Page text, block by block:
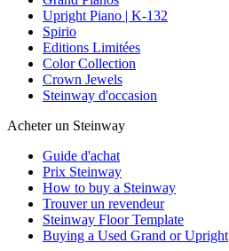
Upright Piano | K-132
Spirio
Editions Limitées
Color Collection
Crown Jewels
Steinway d'occasion
Acheter un Steinway
Guide d'achat
Prix Steinway
How to buy a Steinway
Trouver un revendeur
Steinway Floor Template
Buying a Used Grand or Upright